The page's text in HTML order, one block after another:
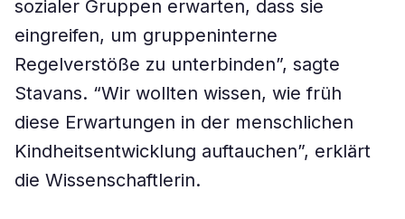
sozialer Gruppen erwarten, dass sie
eingreifen, um gruppeninterne
Regelverstöße zu unterbinden”, sagte
Stavans. “Wir wollten wissen, wie früh
diese Erwartungen in der menschlichen
Kindheitsentwicklung auftauchen”, erklärt
die Wissenschaftlerin.